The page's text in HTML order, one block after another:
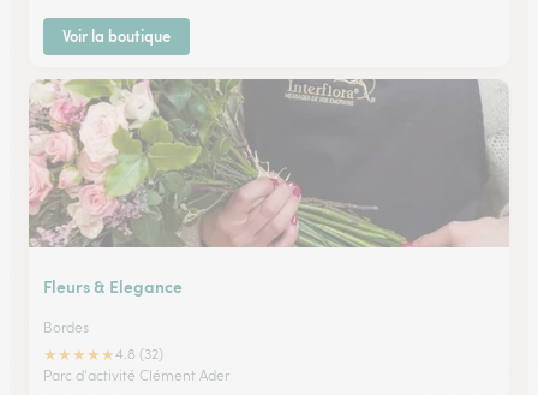
Voir la boutique
Fleurs & Elegance
Bordes
★★★★★4.8 (32)
Parc d'activité Clément Ader